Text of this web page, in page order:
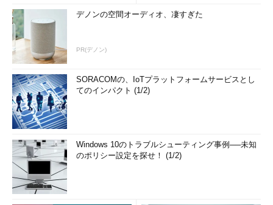
デノンの空間オーディオ、凄すぎた
PR(デノン)
SORACOMの、IoTプラットフォームサービスとし
てのインパクト (1/2)
Windows 10のトラブルシューティング事例──未知
のポリシー設定を探せ！ (1/2)